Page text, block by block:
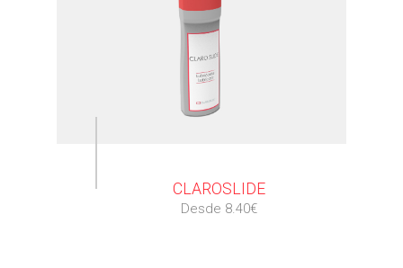
CLAROSLIDE
Desde 8.40€